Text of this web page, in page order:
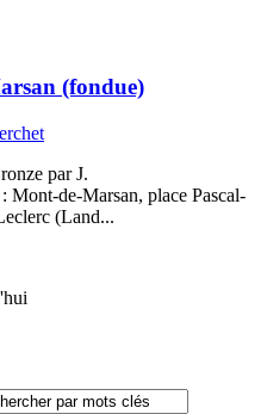
(fondue)
par J.
Mont-de-Marsan, place Pascal-
(Land...